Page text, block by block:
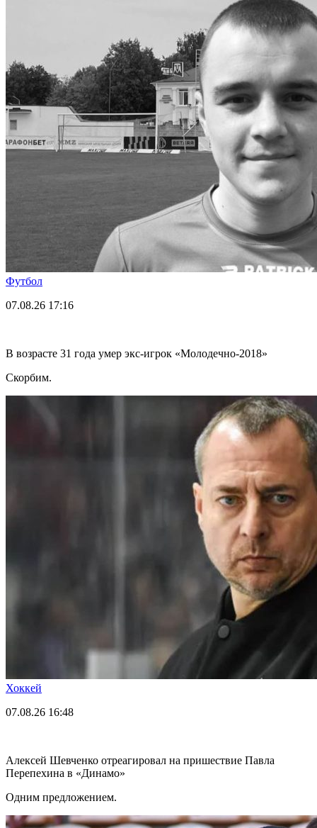
Футбол
07.08.26 17:16
В возрасте 31 года умер экс-игрок «Молодечно-2018»
Скорбим.
Хоккей
07.08.26 16:48
Алексей Шевченко отреагировал на пришествие Павла
Перепехина в «Динамо»
Одним предложением.